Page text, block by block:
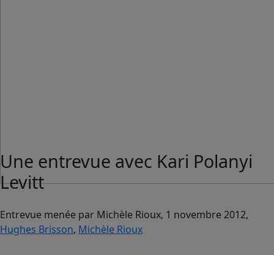
Une entrevue avec Kari Polanyi
Levitt
Entrevue menée par Michèle Rioux, 1 novembre 2012,
Hughes Brisson, Michèle Rioux